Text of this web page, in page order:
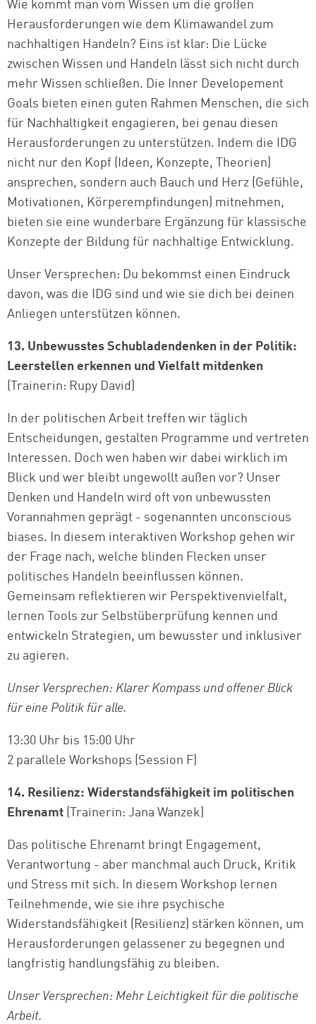
Wie kommt man vom Wissen um die großen
Herausforderungen wie dem Klimawandel zum
nachhaltigen Handeln? Eins ist klar: Die Lücke
zwischen Wissen und Handeln lässt sich nicht durch
mehr Wissen schließen. Die Inner Developement
Goals bieten einen guten Rahmen Menschen, die sich
für Nachhaltigkeit engagieren, bei genau diesen
Herausforderungen zu unterstützen. Indem die IDG
nicht nur den Kopf (Ideen, Konzepte, Theorien)
ansprechen, sondern auch Bauch und Herz (Gefühle,
Motivationen, Körperempfindungen) mitnehmen,
bieten sie eine wunderbare Ergänzung für klassische
Konzepte der Bildung für nachhaltige Entwicklung.
Unser Versprechen: Du bekommst einen Eindruck
davon, was die IDG sind und wie sie dich bei deinen
Anliegen unterstützen können.
13. Unbewusstes Schubladendenken in der Politik:
Leerstellen erkennen und Vielfalt mitdenken
(Trainerin: Rupy David)
In der politischen Arbeit treffen wir täglich
Entscheidungen, gestalten Programme und vertreten
Interessen. Doch wen haben wir dabei wirklich im
Blick und wer bleibt ungewollt außen vor? Unser
Denken und Handeln wird oft von unbewussten
Vorannahmen geprägt - sogenannten unconscious
biases. In diesem interaktiven Workshop gehen wir
der Frage nach, welche blinden Flecken unser
politisches Handeln beeinflussen können.
Gemeinsam reflektieren wir Perspektivenvielfalt,
lernen Tools zur Selbstüberprüfung kennen und
entwickeln Strategien, um bewusster und inklusiver
zu agieren.
Unser Versprechen: Klarer Kompass und offener Blick
für eine Politik für alle.
13:30 Uhr bis 15:00 Uhr
2 parallele Workshops (Session F)
14. Resilienz: Widerstandsfähigkeit im politischen
Ehrenamt (Trainerin: Jana Wanzek)
Das politische Ehrenamt bringt Engagement,
Verantwortung - aber manchmal auch Druck, Kritik
und Stress mit sich. In diesem Workshop lernen
Teilnehmende, wie sie ihre psychische
Widerstandsfähigkeit (Resilienz) stärken können, um
Herausforderungen gelassener zu begegnen und
langfristig handlungsfähig zu bleiben.
Unser Versprechen: Mehr Leichtigkeit für die politische
Arbeit.